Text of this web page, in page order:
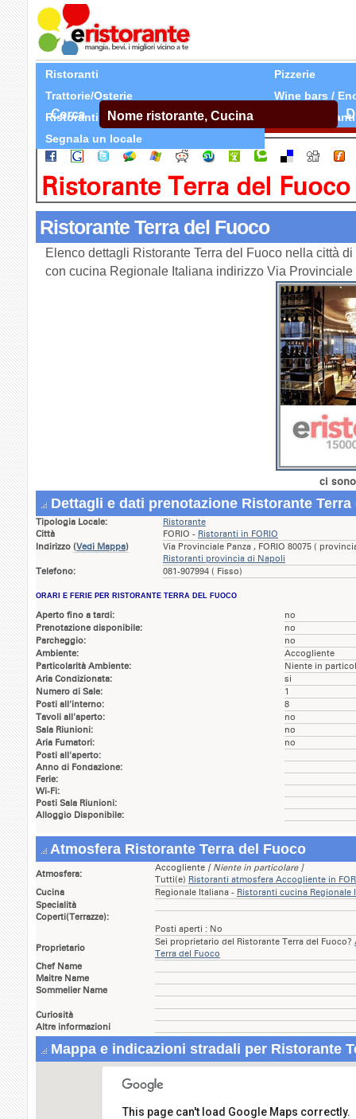
Ristoranti
Pizzerie
Trattorie/Osterie
Wine bars /
Ristoranti Etnici
Tutti Ristoranti
Segnala un locale
Cerca
Ristorante Terra del Fuoco
Ristorante Terra del Fuoco
Elenco dettagli Ristorante Terra del Fuoco nella città
con cucina Regionale Italiana indirizzo Via Provinciale
ci
Dettagli e dati prenotazione Ristorante Terra
Tipologia Locale:
Ristorante
Città
FORIO - Ristoranti in FORIO
Indirizzo (Vedi Mappa)
Via Provinciale Panza , FORIO 80075 (
Ristoranti provincia di Napoli
Telefono:
081-907994 ( Fisso)
ORARI E FERIE PER RISTORANTE TERRA DEL FUOCO
Aperto fino a tardi:
no
Prenotazione disponibile:
no
Parcheggio:
no
Ambiente:
Accogliente
Particolarità Ambiente:
Niente in
Aria Condizionata:
si
Numero di Sale:
1
Posti all'interno:
8
Tavoli all'aperto:
no
Sala Riunioni:
no
Aria Fumatori:
no
Posti all'aperto:
Anno di Fondazione:
Ferie:
Wi-Fi:
Posti Sala Riunioni:
Alloggio Disponibile:
Atmosfera Ristorante Terra del Fuoco
Atmosfera:
Accogliente [ Niente in particolare ]
Tutti(e) Ristoranti atmosfera Accogliente in
Cucina
Regionale Italiana - Ristoranti cucina Regionale
Specialità
Coperti(Terrazze):
Posti aperti : No
Proprietario
Sei proprietario del Ristorante Terra del Fuoco?
Terra del Fuoco
Chef Name
Maitre Name
Sommelier Name
Curiosità
Altre informazioni
Mappa e indicazioni stradali per Ristorante
This page can't load Google Maps correctly.